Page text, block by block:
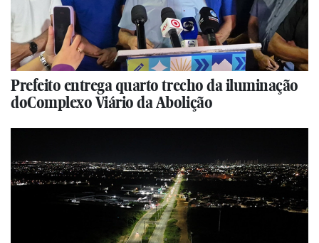
Prefeito entrega quarto trecho da iluminação
doComplexo Viário da Abolição